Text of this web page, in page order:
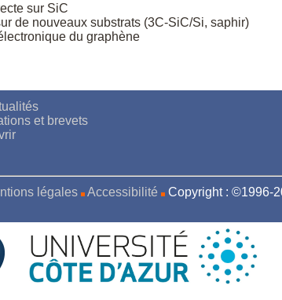
sur SiC
de nouveaux substrats (3C-SiC/Si, saphir)
du graphène
Publications et brevets
légales Accessibilité Copyright : ©1996-